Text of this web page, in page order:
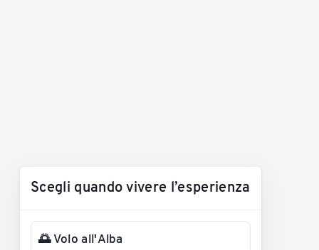
Scegli quando vivere l’esperienza
🌅 Volo all'Alba